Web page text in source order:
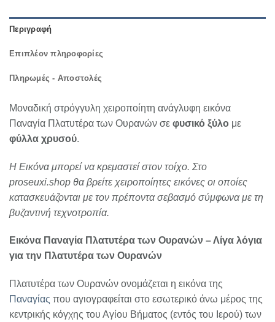
Περιγραφή
Επιπλέον πληροφορίες
Πληρωμές - Αποστολές
Μοναδική στρόγγυλη χειροποίητη ανάγλυφη εικόνα
Παναγία Πλατυτέρα των Ουρανών σε φυσικό ξύλο με
φύλλα χρυσού.
Η Εικόνα μπορεί να κρεμαστεί στον τοίχο. Στο
proseuxi.shop θα βρείτε χειροποίητες εικόνες οι οποίες
κατασκευάζονται με τον πρέποντα σεβασμό σύμφωνα με τη
βυζαντινή τεχνοτροπία.
Εικόνα Παναγία Πλατυτέρα των Ουρανών – Λίγα λόγια
για την Πλατυτέρα των Ουρανών
Πλατυτέρα των Ουρανών ονομάζεται η εικόνα της
Παναγίας που αγιογραφείται στο εσωτερικό άνω μέρος της
κεντρικής κόγχης του Αγίου Βήματος (εντός του Ιερού) των